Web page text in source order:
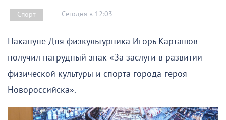
Спорт Сегодня в 12:03
Накануне Дня физкультурника Игорь Карташов
получил нагрудный знак «За заслуги в развитии
физической культуры и спорта города-героя
Новороссийска».